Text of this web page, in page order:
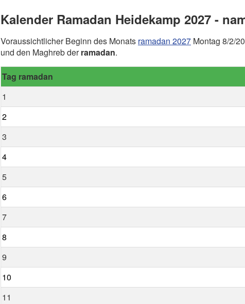
Kalender Ramadan Heidekamp 2027 -
Voraussichtlicher Beginn des Monats ramadan 2027 Montag 8/2/
und den Maghreb derramadan.
Tag ramadan
1
2
3
4
5
6
7
8
9
10
11